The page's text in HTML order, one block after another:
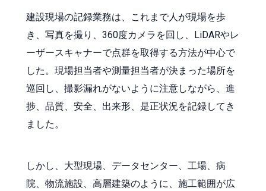
建設現場の記録業務は、これまで人が現場を歩
き、写真を撮り、360度カメラを回し、LiDARやレ
ーザースキャナーで点群を取得する方法が中心で
した。現場担当者や測量担当者が決まった場所を
巡回し、撮影漏れがないように注意しながら、進
捗、品質、安全、出来形、是正状況を記録してき
ました。
しかし、大型現場、データセンター、工場、病
院、物流施設、高層建築のように、施工範囲が広